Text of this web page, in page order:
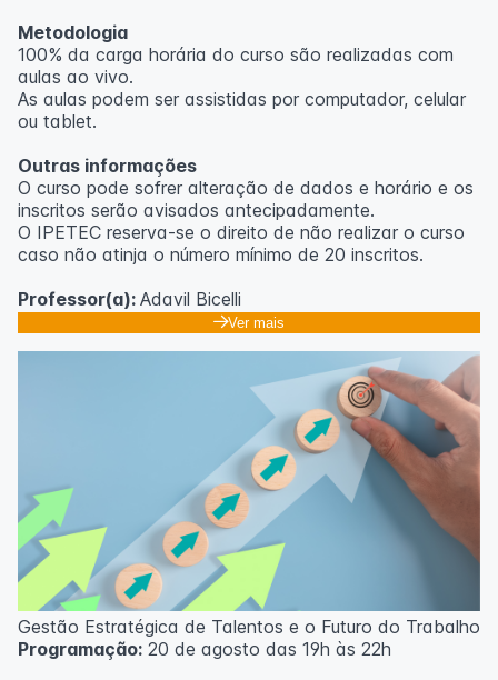
Metodologia
100% da carga horária do curso são realizadas com
aulas ao vivo.
As aulas podem ser assistidas por computador, celular
ou tablet.
Outras informações
O curso pode sofrer alteração de dados e horário e os
inscritos serão avisados ​​antecipadamente.
O IPETEC reserva-se o direito de não realizar o curso
caso não atinja o número mínimo de 20 inscritos.
Professor(a): Adavil Bicelli
Ver mais
Gestão Estratégica de Talentos e o Futuro do Trabalho
Programação: 20 de agosto das 19h às 22h